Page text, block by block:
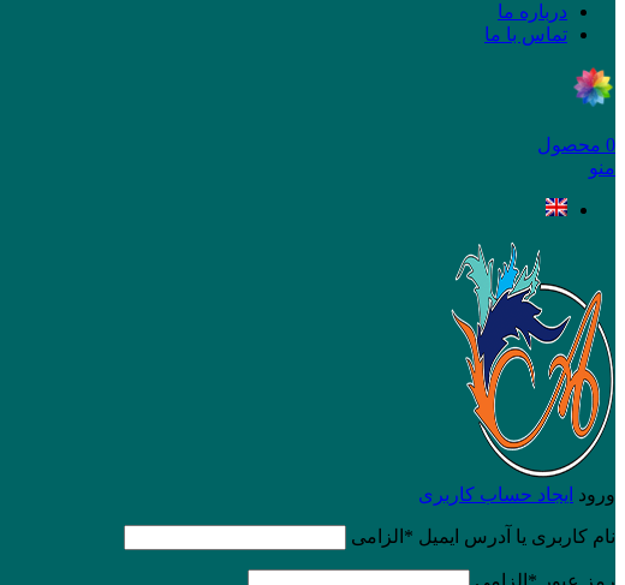
درباره ما
تماس با ما
0 محصول
منو
ورود ایجاد حساب کاربری
نام کاربری یا آدرس ایمیل * الزامی
رمز عبور * الزامی